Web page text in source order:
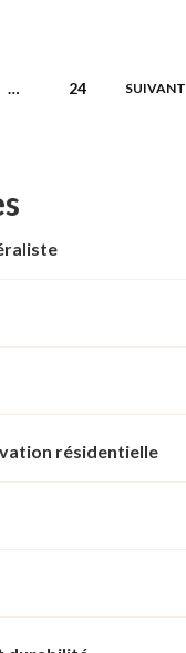
… PAGE
24 SUIVANT
résidentielle